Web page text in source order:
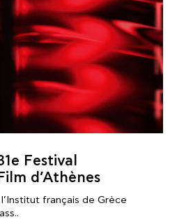
Festival
d’Athènes
français de Grèce